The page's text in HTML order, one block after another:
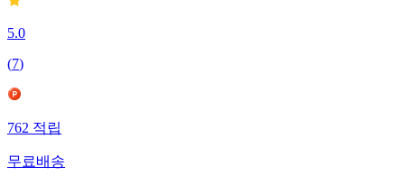
5.0
(7)
762적립
무료배송